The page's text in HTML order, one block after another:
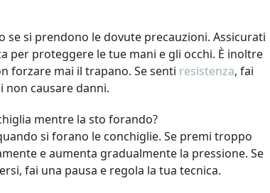
se si prendono le dovute precauzioni. Assicurati
per proteggere le tue mani e gli occhi. È inoltre
forzare mai il trapano. Se senti resistenza, fai
non causare danni.
mentre la sto forando?
si forano le conchiglie. Se premi troppo
e aumenta gradualmente la pressione. Se
fai una pausa e regola la tua tecnica.